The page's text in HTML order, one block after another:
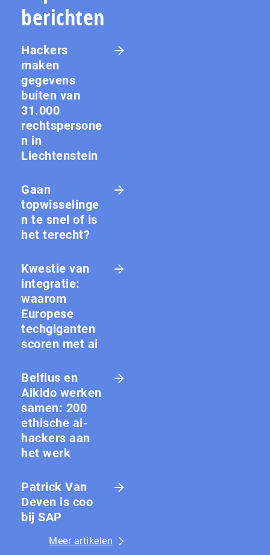
berichten
Hackers
maken
gegevens
buiten van
31.000
rechtspersone
n in
Liechtenstein
Gaan
topwisselinge
n te snel of is
het terecht?
Kwestie van
integratie:
waarom
Europese
techgiganten
scoren met ai
Belfius en
Aikido werken
samen: 200
ethische ai-
hackers aan
het werk
Patrick Van
Deven is coo
bij SAP
Meer artikelen